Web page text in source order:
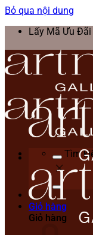
Bỏ qua nội dung
Lấy Mã Ưu Đãi
Tìm
Giỏ hàng
Giỏ hàng